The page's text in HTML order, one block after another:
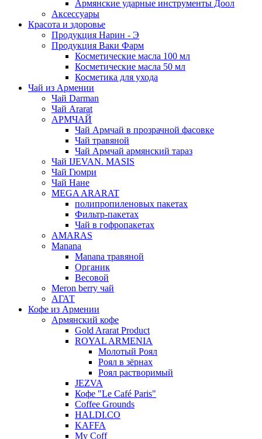
Армянские ударные инструменты Доол
Аксессуары
Красота и здоровье
Продукция Нарин - Э
Продукция Ваки Фарм
Косметические масла 100 мл
Косметические масла 50 мл
Косметика для ухода
Чай из Армении
Чай Darman
Чай Ararat
АРМЧАЙ
Чай Армчай в прозрачной фасовке
Чай травяной
Чай Армчай армянский тараз
Чай IJEVAN. MASIS
Чай Гюмри
Чай Нане
MEGA ARARAT
полипропиленовых пакетах
Фильтр-пакетах
Чай в гофропакетах
AMARAS
Manana
Manana травяной
Органик
Весовой
Meron berry чай
АГАТ
Кофе из Армении
Армянский кофе
Gold Ararat Product
ROYAL ARMENIA
Молотый Роял
Роял в зёрнах
Роял растворимый
JEZVA
Кофе "Le Café Paris"
Coffee Grounds
HALDI.CO
KAFFA
My Coff